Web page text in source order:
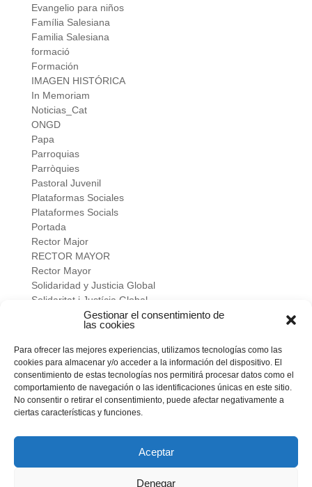
Gestionar el consentimiento de
las cookies
Para ofrecer las mejores experiencias, utilizamos tecnologías como las
cookies para almacenar y/o acceder a la información del dispositivo. El
consentimiento de estas tecnologías nos permitirá procesar datos como el
comportamiento de navegación o las identificaciones únicas en este sitio.
No consentir o retirar el consentimiento, puede afectar negativamente a
ciertas características y funciones.
Aceptar
Denegar
Evangelio para niños
Família Salesiana
Familia Salesiana
formació
Formación
IMAGEN HISTÓRICA
In Memoriam
Noticias_Cat
ONGD
Papa
Parroquias
Parròquies
Pastoral Juvenil
Plataformas Sociales
Plataformes Socials
Portada
Rector Major
RECTOR MAYOR
Rector Mayor
Solidaridad y Justicia Global
Solidaritat i Justícia Global
verano salesiano
Vivir a fondo
Vocacional
Meta
Feed de entradas